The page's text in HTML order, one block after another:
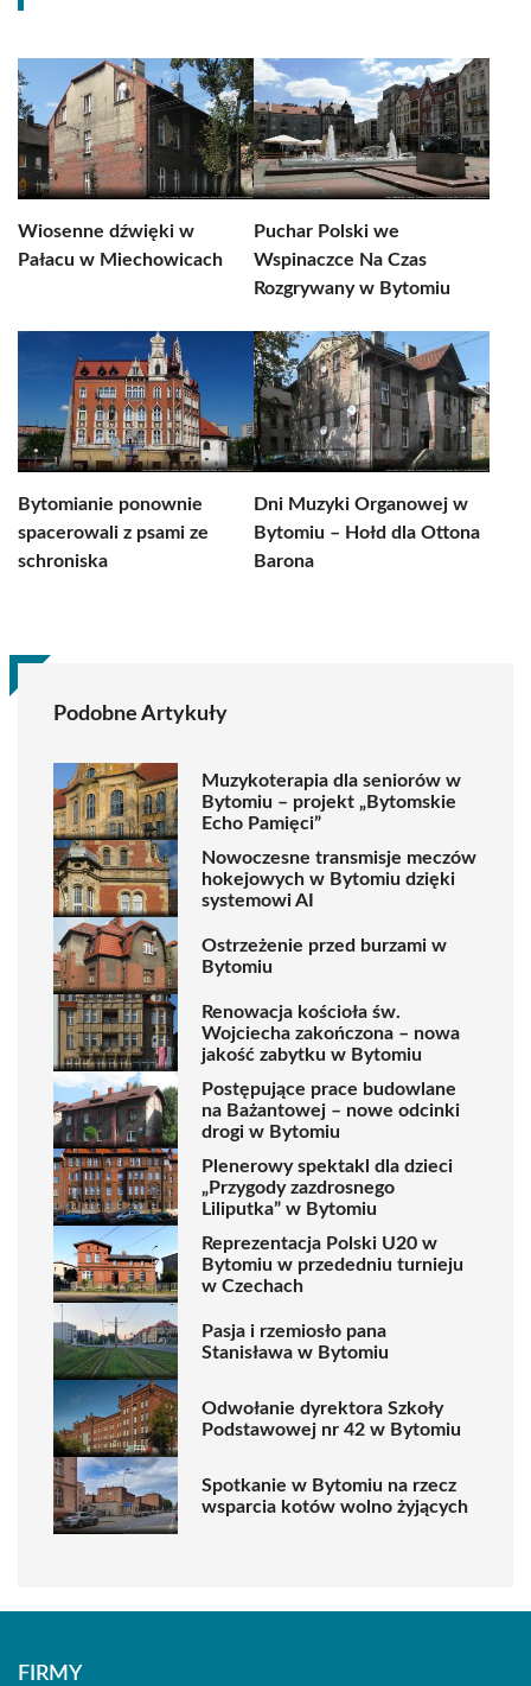
Wiosenne dźwięki w
Pałacu w Miechowicach
Puchar Polski we
Wspinaczce Na Czas
Rozgrywany w Bytomiu
Bytomianie ponownie
spacerowali z psami ze
schroniska
Dni Muzyki Organowej w
Bytomiu – Hołd dla Ottona
Barona
Podobne Artykuły
Muzykoterapia dla seniorów w
Bytomiu – projekt „Bytomskie
Echo Pamięci”
Nowoczesne transmisje meczów
hokejowych w Bytomiu dzięki
systemowi AI
Ostrzeżenie przed burzami w
Bytomiu
Renowacja kościoła św.
Wojciecha zakończona – nowa
jakość zabytku w Bytomiu
Postępujące prace budowlane
na Bażantowej – nowe odcinki
drogi w Bytomiu
Plenerowy spektakl dla dzieci
„Przygody zazdrosnego
Liliputka” w Bytomiu
Reprezentacja Polski U20 w
Bytomiu w przededniu turnieju
w Czechach
Pasja i rzemiosło pana
Stanisława w Bytomiu
Odwołanie dyrektora Szkoły
Podstawowej nr 42 w Bytomiu
Spotkanie w Bytomiu na rzecz
wsparcia kotów wolno żyjących
FIRMY